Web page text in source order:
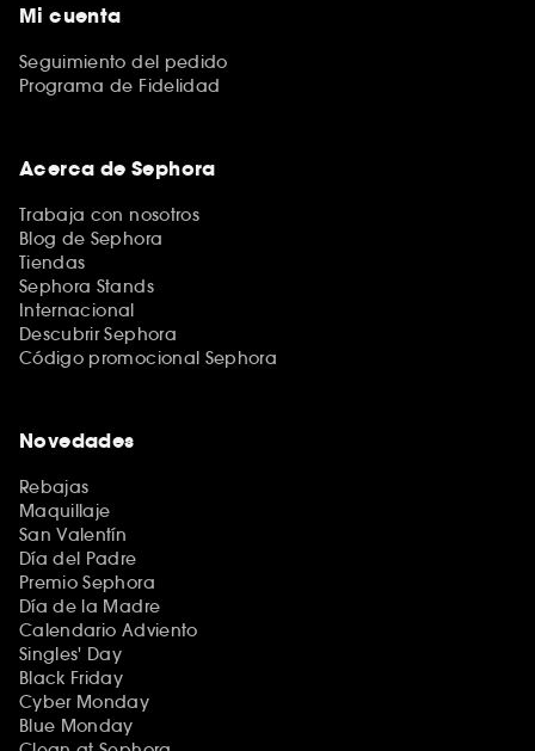
Mi cuenta
Seguimiento del pedido
Programa de Fidelidad
Acerca de Sephora
Trabaja con nosotros
Blog de Sephora
Tiendas
Sephora Stands
Internacional
Descubrir Sephora
Código promocional Sephora
Novedades
Rebajas
Maquillaje
San Valentín
Día del Padre
Premio Sephora
Día de la Madre
Calendario Adviento
Singles' Day
Black Friday
Cyber Monday
Blue Monday